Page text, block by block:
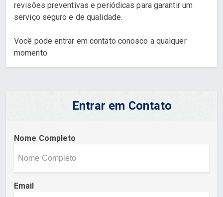
revisões preventivas e periódicas para garantir um
serviço seguro e de qualidade.
Você pode entrar em contato conosco a qualquer
momento.
Entrar em Contato
Nome Completo
Email